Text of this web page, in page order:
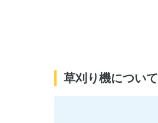
草刈り機について